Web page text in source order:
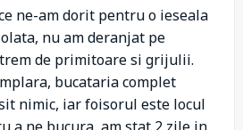
ne-am dorit pentru o ieseala
nu am deranjat pe
de primitoare si grijulii.
bucataria complet
nimic, iar foisorul este locul